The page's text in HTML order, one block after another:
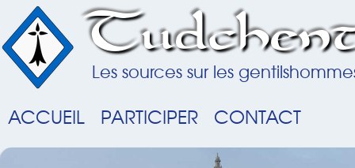
Les sources sur les
ACCUEIL PARTICIPER CONTACT